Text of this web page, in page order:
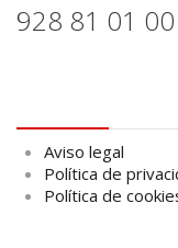
928 81 01 00
Aviso legal
Política de
Política de